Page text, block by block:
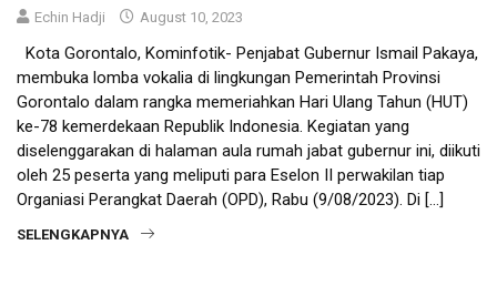
Echin Hadji August 10, 2023
Kota Gorontalo, Kominfotik- Penjabat Gubernur Ismail Pakaya,
membuka lomba vokalia di lingkungan Pemerintah Provinsi
Gorontalo dalam rangka memeriahkan Hari Ulang Tahun (HUT)
ke-78 kemerdekaan Republik Indonesia. Kegiatan yang
diselenggarakan di halaman aula rumah jabat gubernur ini, diikuti
oleh 25 peserta yang meliputi para Eselon II perwakilan tiap
Organiasi Perangkat Daerah (OPD), Rabu (9/08/2023). Di […]
SELENGKAPNYA